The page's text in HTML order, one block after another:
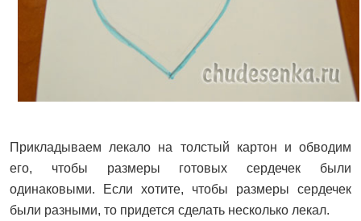
Прикладываем лекало на толстый картон и обводим
его, чтобы размеры готовых сердечек были
одинаковыми. Если хотите, чтобы размеры сердечек
были разными, то придется сделать несколько лекал.